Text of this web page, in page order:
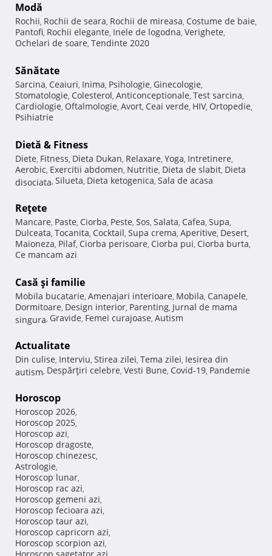
Modă
Rochii, Rochii de seara, Rochii de mireasa, Costume de baie,
Pantofi, Rochii elegante, Inele de logodna, Verighete,
Ochelari de soare, Tendinte 2020
Sănătate
Sarcina, Ceaiuri, Inima, Psihologie, Ginecologie,
Stomatologie, Colesterol, Anticonceptionale, Test sarcina,
Cardiologie, Oftalmologie, Avort, Ceai verde, HIV, Ortopedie,
Psihiatrie
Dietă & Fitness
Diete, Fitness, Dieta Dukan, Relaxare, Yoga, Intretinere,
Aerobic, Exercitii abdomen, Nutritie, Dieta de slabit, Dieta
disociata, Silueta, Dieta ketogenica, Sala de acasa
Reţete
Mancare, Paste, Ciorba, Peste, Sos, Salata, Cafea, Supa,
Dulceata, Tocanita, Cocktail, Supa crema, Aperitive, Desert,
Maioneza, Pilaf, Ciorba perisoare, Ciorba pui, Ciorba burta,
Ce mancam azi
Casă şi familie
Mobila bucatarie, Amenajari interioare, Mobila, Canapele,
Dormitoare, Design interior, Parenting, Jurnal de mama
singura, Gravide, Femei curajoase, Autism
Actualitate
Din culise, Interviu, Stirea zilei, Tema zilei, Iesirea din
autism, Despărţiri celebre, Vesti Bune, Covid-19, Pandemie
Horoscop
Horoscop 2026,
Horoscop 2025,
Horoscop azi,
Horoscop dragoste,
Horoscop chinezesc,
Astrologie,
Horoscop lunar,
Horoscop rac azi,
Horoscop gemeni azi,
Horoscop fecioara azi,
Horoscop taur azi,
Horoscop capricorn azi,
Horoscop scorpion azi,